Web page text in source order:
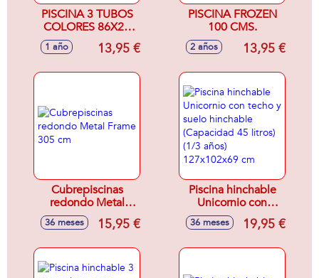
PISCINA 3 TUBOS
COLORES 86X25
CON 50 BOLAS DE
COLORES
1 año 13,95 €
PISCINA FROZEN
100 CMS.
2 años 13,95 €
Cubrepiscinas
redondo Metal
Frame 305 cm
36 meses 15,95 €
Piscina hinchable
Unicornio con
techo y suelo
hinchable
36 meses 19,95 €